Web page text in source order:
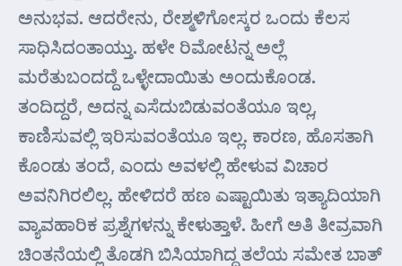
ಅನುಭವ. ಆದರೇನು, ರೇಶ್ಮಳಿಗೋಸ್ಕರ ಒಂದು ಕೆಲಸ
ಸಾಧಿಸಿದಂತಾಯ್ತು. ಹಳೇ ರಿಮೋಟನ್ನ ಅಲ್ಲೆ
ಮರೆತುಬಂದದ್ದೆ ಒಳ್ಳೇದಾಯಿತು ಅಂದುಕೊಂಡ.
ತಂದಿದ್ದರೆ, ಅದನ್ನ ಎಸೆದುಬಿಡುವಂತೆಯೂ ಇಲ್ಲ,
ಕಾಣಿಸುವಲ್ಲಿ ಇರಿಸುವಂತೆಯೂ ಇಲ್ಲ. ಕಾರಣ, ಹೊಸತಾಗಿ
ಕೊಂಡು ತಂದೆ, ಎಂದು ಅವಳಲ್ಲಿ ಹೇಳುವ ವಿಚಾರ
ಅವನಿಗಿರಲಿಲ್ಲ. ಹೇಳಿದರೆ ಹಣ ಎಷ್ಟಾಯಿತು ಇತ್ಯಾದಿಯಾಗಿ
ವ್ಯಾವಹಾರಿಕ ಪ್ರಶ್ನೆಗಳನ್ನು ಕೇಳುತ್ತಾಳೆ. ಹೀಗೆ ಅತಿ ತೀವ್ರವಾಗಿ
ಚಿಂತನೆಯಲ್ಲಿ ತೊಡಗಿ ಬಿಸಿಯಾಗಿದ್ದ ತಲೆಯ ಸಮೇತ ಬಾತ್